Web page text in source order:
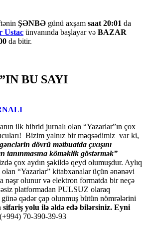
ŞƏNBƏ günü axşam saat 20:01 da
Ustac ünvanında başlayar və BAZAR
da bitir.
BU SAYI
ilk hibrid jurnalı olan “Yazarlar”ın çox
Bizim yalnız bir məqsədimiz var ki,
dövrü mәtbuatda çıxışını
tanınmasına kömәklik göstәrmәk”
çox aydın şəkildə qeyd olumuşdur. Aylıq
“Yazarlar” kitabxanalar üçün ənənəvi
nəşr olunur və elektron formatda bir neçə
platformadan PULSUZ olaraq
günə qədər çap olunmuş bütün nömrələrini
sifariş yolu ilə əldə edə bilərsiniz. Eyni
(+994) 70-390-39-93